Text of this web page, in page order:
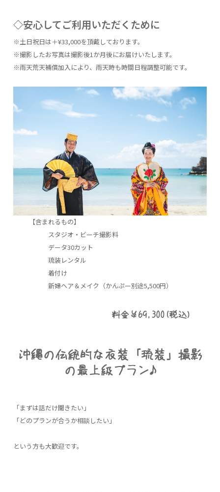
◇安心してご利用いただくために
※土日祝日は＋¥33,000を頂戴しております。
※撮影したお写真は撮影後1か月後にお届けいたします。
※雨天荒天補償加入により、雨天時も時間日程調整可能です。
【含まれるもの】
スタジオ・ビーチ撮影料
データ30カット
琉装レンタル
着付け
新婦ヘア＆メイク（かんぷー別途5,500円）
料金￥69,300(税込)
沖縄の伝統的な衣装「琉装」撮影
の最上級プラン♪
「まずは話だけ聞きたい」
「どのプランが合うか相談したい」
という方も大歓迎です。